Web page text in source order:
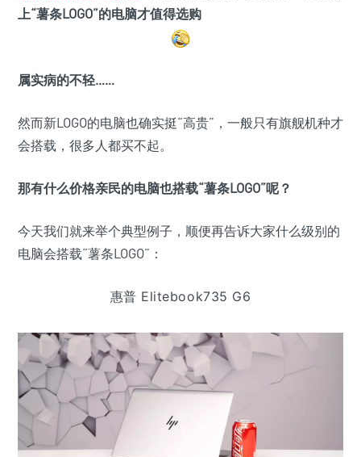
上“薯条LOGO”的电脑才值得选购
属实病的不轻……
然而新LOGO的电脑也确实挺“高贵”，一般只有旗舰机种才
会搭载，很多人都买不起。
那有什么价格亲民的电脑也搭载“薯条LOGO”呢？
今天我们就来举个典型例子，顺便再告诉大家什么级别的
电脑会搭载“薯条LOGO”：
惠普 Elitebook735 G6